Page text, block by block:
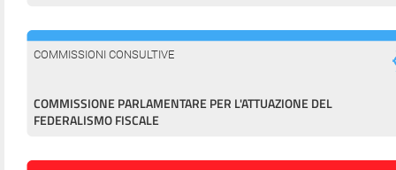
COMMISSIONI CONSULTIVE
COMMISSIONE PARLAMENTARE PER L'ATTUAZIONE DEL
FEDERALISMO FISCALE